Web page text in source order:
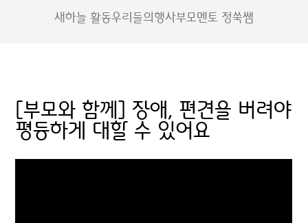
새하늘 활동우리들의행사부모멘토 정쑥쌤
[부모와 함께] 장애, 편견을 버려야
평등하게 대할 수 있어요